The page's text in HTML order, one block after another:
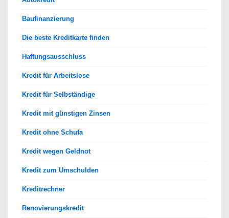
Baufinanzierung
Die beste Kreditkarte finden
Haftungsausschluss
Kredit für Arbeitslose
Kredit für Selbständige
Kredit mit günstigen Zinsen
Kredit ohne Schufa
Kredit wegen Geldnot
Kredit zum Umschulden
Kreditrechner
Renovierungskredit